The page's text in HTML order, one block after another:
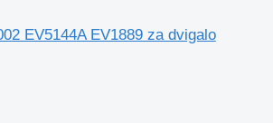
EV5144A EV1889 za dvigalo